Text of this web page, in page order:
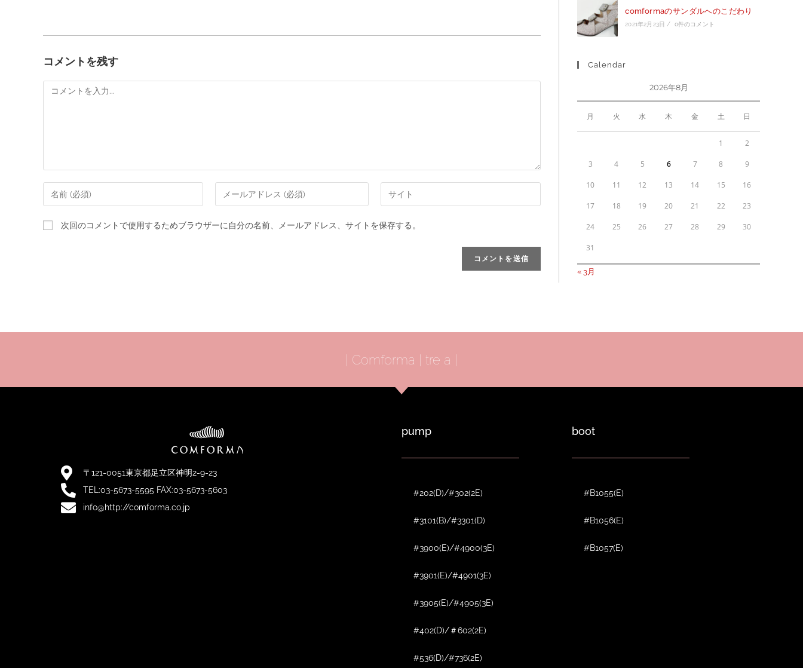
コメントを残す
次回のコメントで使用するためブラウザーに自分の名前、メールアドレス、サイトを保存する。
comformaのサンダルへのこだわり
2021年2月23日 / 0件のコメント
Calendar
2026年8月
月 火 水 木 金 土 日
1 2
3 4 5 6 7 8 9
10 11 12 13 14 15 16
17 18 19 20 21 22 23
24 25 26 27 28 29 30
31
« 3月
| Comforma | tre a |
〒121-0051東京都足立区神明2-9-23
TEL:03-5673-5595 FAX:03-5673-5603
info@http://comforma.co.jp
pump
#202(D)/#302(2E)
#3101(B)/#3301(D)
#3900(E)/#4900(3E)
#3901(E)/#4901(3E)
#3905(E)/#4905(3E)
#402(D)/＃602(2E)
#536(D)/#736(2E)
boot
#B1055(E)
#B1056(E)
#B1057(E)